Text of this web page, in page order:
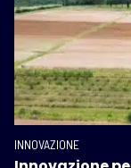
INNOVAZIONE